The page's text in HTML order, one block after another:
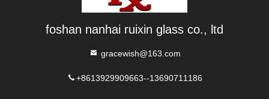
foshan nanhai ruixin glass co., ltd
gracewish@163.com
+8613929909663--13690711186